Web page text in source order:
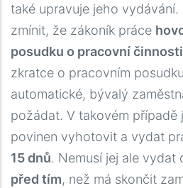
také upravuje jeho vydávání.
zmínit, že zákoník práce
posudku o pracovní činnosti
zkratce o pracovním
automatické, bývalý
požádat. V takovém případě
povinen vyhotovit a vydat
15 dnů. Nemusí jej ale vydat
před tím, než má skončit